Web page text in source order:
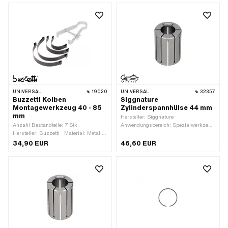
UNIVERSAL 19020
Buzzetti Kolben
Montagewerkzeug 40 - 85
mm
Anzahl Bestandteile: 7 Stk. ·
Hersteller: Buzzetti · Material: Metall ·
Ø innen: 40 - 85 mm ·
Anwendungsbereich: (De-)
34,90 EUR
UNIVERSAL 32357
Siggnature
Zylinderspannhülse 44 mm
Hersteller: Siggnature ·
Anwendungsbereich: Spezialwerkzeug
eloxiert · Gesamtlänge: 60 mm ·
Durchmesser: 44 mm
46,60 EUR